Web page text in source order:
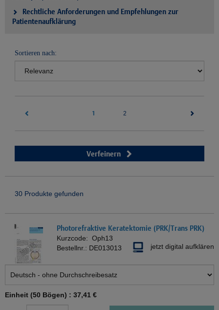
Rechtliche Anforderungen und Empfehlungen zur
Patientenaufklärung
Sortieren nach:
1 2(current)
Verfeinern
30 Produkte gefunden
Photorefraktive Keratektomie (PRK/Trans PRK)
Kurzcode: Oph13
Bestellnr.: DE013013 jetzt digital aufklären
Einheit (50 Bögen) : 37,41 €